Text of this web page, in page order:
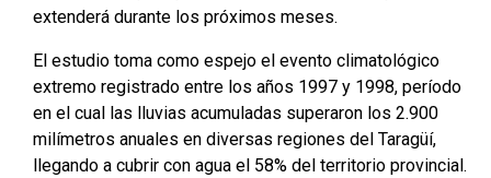
extenderá durante los próximos meses.
El estudio toma como espejo el evento climatológico
extremo registrado entre los años 1997 y 1998, período
en el cual las lluvias acumuladas superaron los 2.900
milímetros anuales en diversas regiones del Taragüí,
llegando a cubrir con agua el 58% del territorio provincial.